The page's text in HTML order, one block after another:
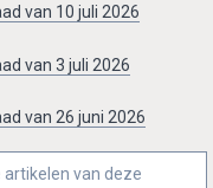
van 10 juli 2026
van 3 juli 2026
van 26 juni 2026
artikelen van deze